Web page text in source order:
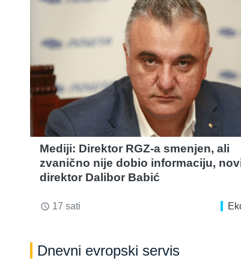
Mediji: Direktor RGZ-a smenjen, ali
zvanično nije dobio informaciju,
direktor Dalibor Babić
access_time 17 sati
Dnevni evropski servis